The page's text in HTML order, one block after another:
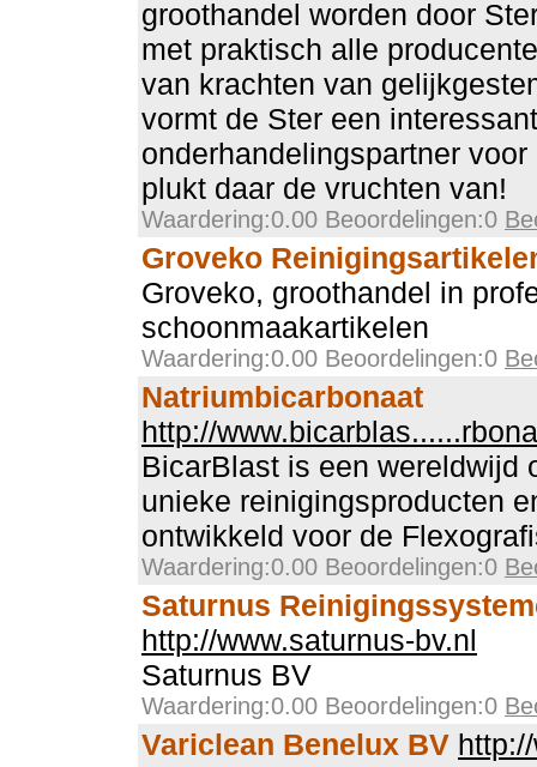
groothandel worden door
met praktisch alle
van krachten van
vormt de Ster een
onderhandelingspartner
plukt daar de vruchten van!
Waardering:0.00 Beoordelingen:0
Groveko
Groveko, groothandel in
schoonmaakartikelen
Waardering:0.00 Beoordelingen:0
Natriumbicarbonaat
http://
BicarBlast is een wereldwijd
unieke reinigingsproducten
ontwikkeld voor de
Waardering:0.00 Beoordelingen:0
Saturnus
http://www.saturnus-bv.nl
Saturnus BV
Waardering:0.00 Beoordelingen:0
Variclean Benelux BV